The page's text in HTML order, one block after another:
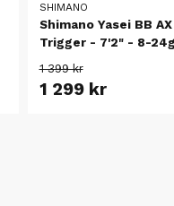
SHIMANO
Shimano Yasei BB
Trigger - 7'2" - 8-24g
1 399 kr
1 299 kr